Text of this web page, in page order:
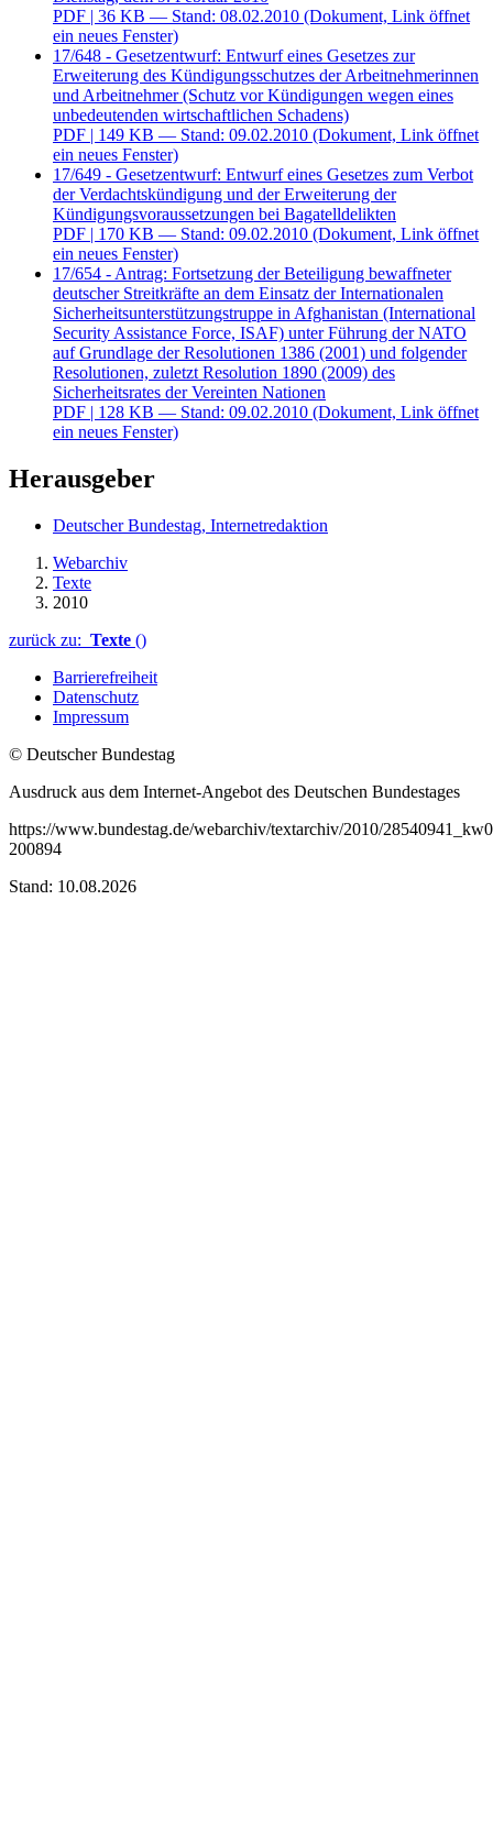
PDF | 36 KB — Stand: 08.02.2010 (Dokument, Link öffnet
ein neues Fenster)
17/648 - Gesetzentwurf: Entwurf eines Gesetzes zur
Erweiterung des Kündigungsschutzes der Arbeitnehmerinnen
und Arbeitnehmer (Schutz vor Kündigungen wegen eines
unbedeutenden wirtschaftlichen Schadens)
PDF | 149 KB — Stand: 09.02.2010 (Dokument, Link öffnet
ein neues Fenster)
17/649 - Gesetzentwurf: Entwurf eines Gesetzes zum Verbot
der Verdachtskündigung und der Erweiterung der
Kündigungsvoraussetzungen bei Bagatelldelikten
PDF | 170 KB — Stand: 09.02.2010 (Dokument, Link öffnet
ein neues Fenster)
17/654 - Antrag: Fortsetzung der Beteiligung bewaffneter
deutscher Streitkräfte an dem Einsatz der Internationalen
Sicherheitsunterstützungstruppe in Afghanistan (International
Security Assistance Force, ISAF) unter Führung der NATO
auf Grundlage der Resolutionen 1386 (2001) und folgender
Resolutionen, zuletzt Resolution 1890 (2009) des
Sicherheitsrates der Vereinten Nationen
PDF | 128 KB — Stand: 09.02.2010 (Dokument, Link öffnet
ein neues Fenster)
Herausgeber
Deutscher Bundestag, Internetredaktion
Webarchiv
Texte
2010
zurück zu: Texte ()
Barrierefreiheit
Datenschutz
Impressum
© Deutscher Bundestag
Ausdruck aus dem Internet-Angebot des Deutschen Bundestages
https://www.bundestag.de/webarchiv/textarchiv/2010/
200894
Stand: 10.08.2026